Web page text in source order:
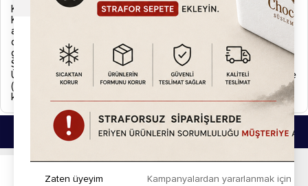
Kargo ve İade
Kargonuzu teslim almadan önce lütfen eksik, hasarlı ya da
ayıplı olup olmadığını kontrol ediniz. Eğer kargonuzda normal
dışı bir durum gözlemlerseniz zabıt tutarak ürününüzü kargo
görevlisine iade ediniz.
Sipariş Kargoya Verilişi
Ürünler siparişi verdiğiniz tarihten itibaren aksi belirtilmedikçe
(Hızlı kargo vb. uyarı simgeleri.) 2 iş günü içerisinde
kargolanmaktadır.
Bu Ürünlerde İlginizi Çekebilir.
Kampanyalardan yararlanmak için
Zaten üyeyim